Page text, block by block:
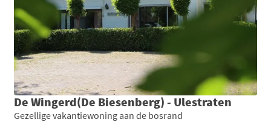
De Wingerd(De Biesenberg) - Ulestraten
Gezellige vakantiewoning aan de bosrand